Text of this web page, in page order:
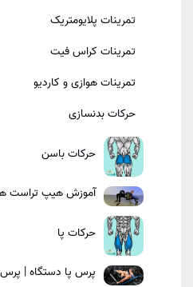
تمرینات پلایومتریک
تمرینات کراس فیت
تمرینات هوازی و کاردیو
حرکات بدنسازی
حرکات باسن
آموزش هیپ تراست هالتر به
حرکات پا
پرس پا دستگاه | پرس پا